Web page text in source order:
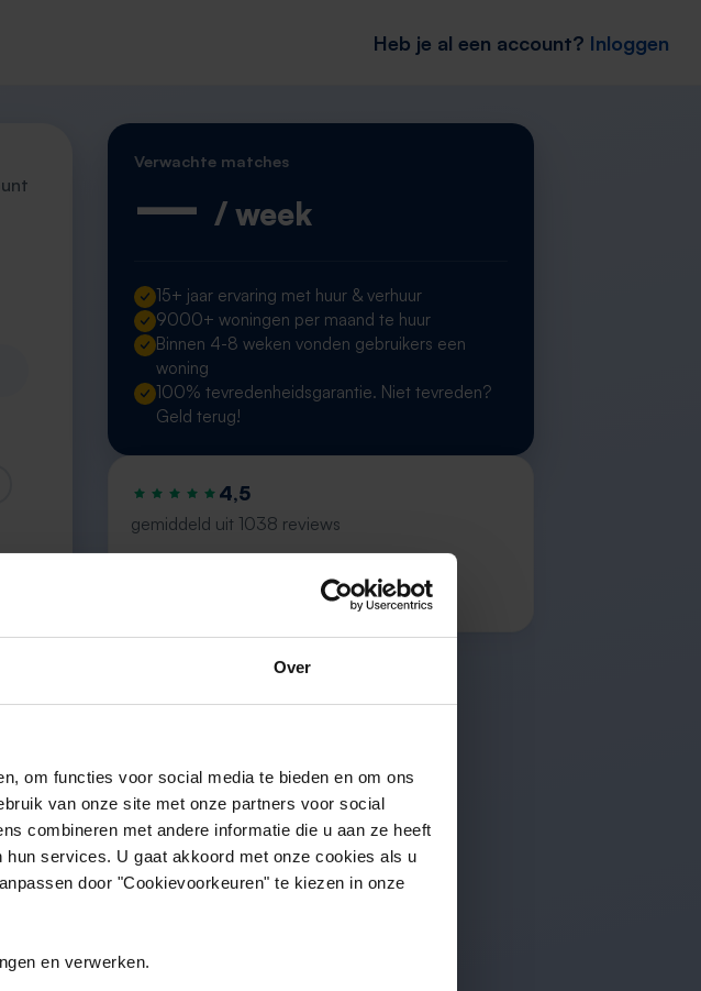
Over
om functies voor social media te bieden en om ons
van onze site met onze partners voor social
combineren met andere informatie die u aan ze heeft
services. U gaat akkoord met onze cookies als u
door "Cookievoorkeuren" te kiezen in onze
en verwerken.
Heb je al een account? Inloggen
Verwachte matches
— / week
15+ jaar ervaring met huur & verhuur
9000+ woningen per maand te huur
Binnen 4-8 weken vonden gebruikers een
woning
100% tevredenheidsgarantie. Niet tevreden?
Geld terug!
4,5
gemiddeld uit 1038 reviews